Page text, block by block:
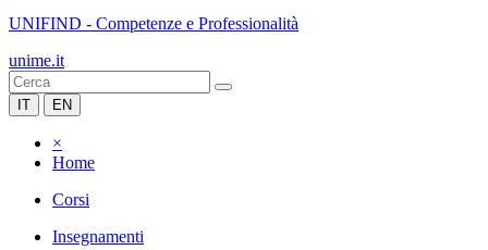
UNIFIND - Competenze e Professionalità
unime.it
IT EN
×
Home
Corsi
Insegnamenti